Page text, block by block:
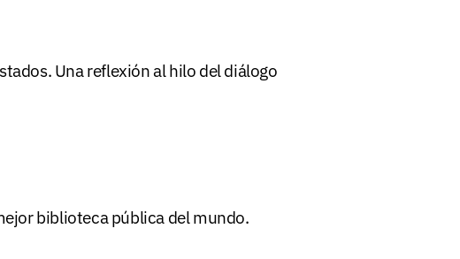
Una reflexión al hilo del diálogo
biblioteca pública del mundo.